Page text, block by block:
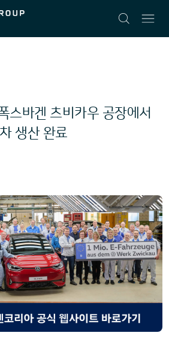
스바겐 츠비카우 공장에서
생산 완료